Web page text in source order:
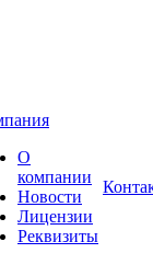
О
компании
Новости
Лицензии
Реквизиты